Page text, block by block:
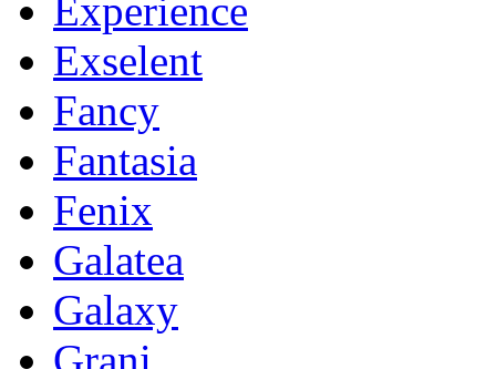
Experience
Exselent
Fancy
Fantasia
Fenix
Galatea
Galaxy
Grani